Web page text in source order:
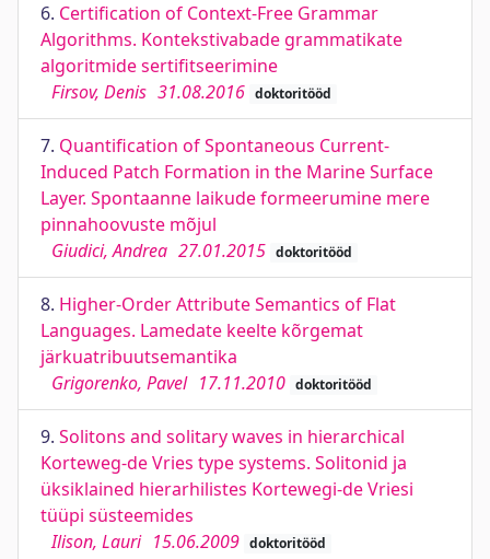
6. Certification of Context-Free Grammar
Algorithms. Kontekstivabade grammatikate
algoritmide sertifitseerimine
Firsov, Denis 31.08.2016 doktoritööd
7. Quantification of Spontaneous Current-
Induced Patch Formation in the Marine Surface
Layer. Spontaanne laikude formeerumine mere
pinnahoovuste mõjul
Giudici, Andrea 27.01.2015 doktoritööd
8. Higher-Order Attribute Semantics of Flat
Languages. Lamedate keelte kõrgemat
järkuatribuutsemantika
Grigorenko, Pavel 17.11.2010 doktoritööd
9. Solitons and solitary waves in hierarchical
Korteweg-de Vries type systems. Solitonid ja
üksiklained hierarhilistes Kortewegi-de Vriesi
tüüpi süsteemides
Ilison, Lauri 15.06.2009 doktoritööd